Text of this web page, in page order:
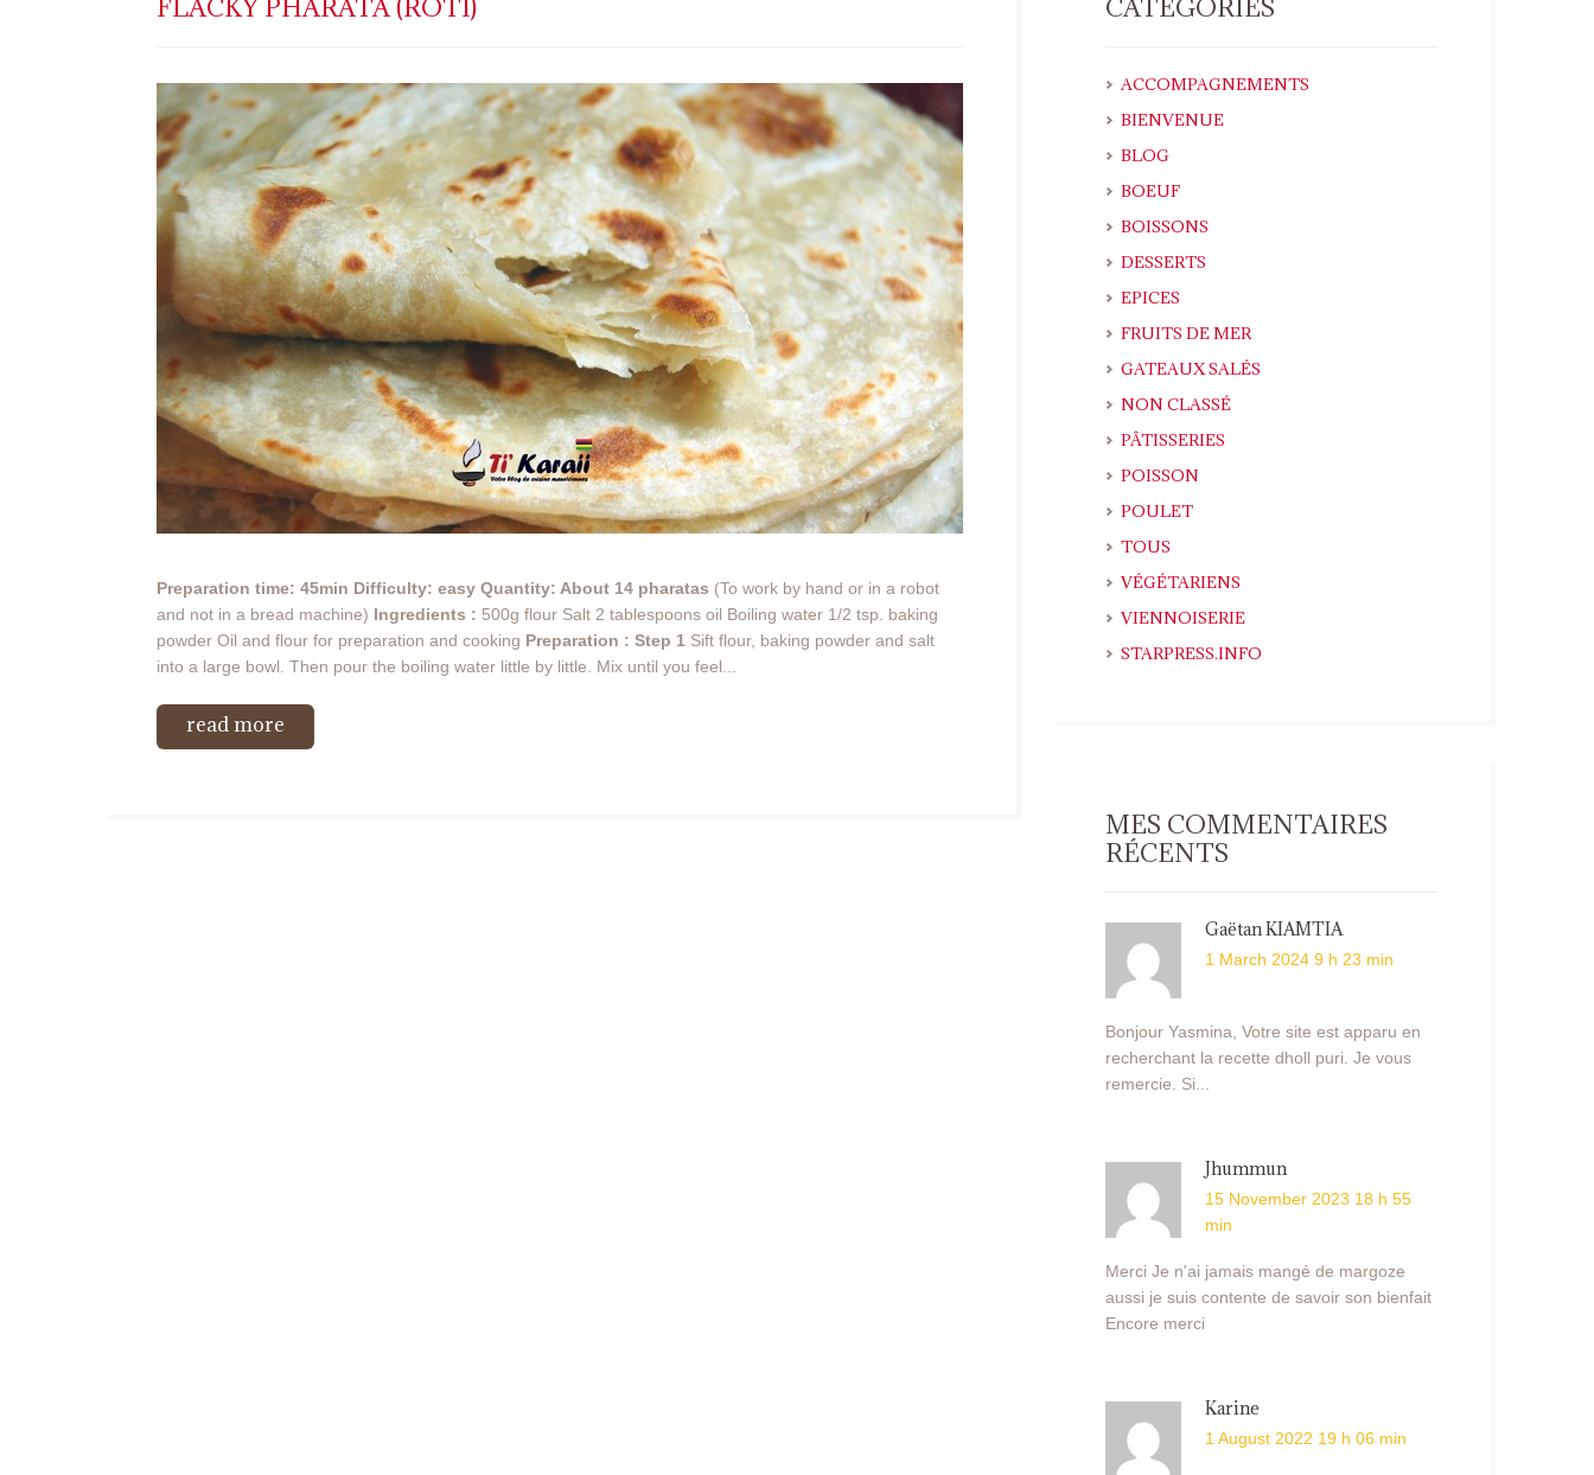
FLACKY PHARATA (ROTI)
Preparation time: 45min Difficulty: easy Quantity: About 14 pharatas (To work by hand or in a robot
and not in a bread machine) Ingredients : 500g flour Salt 2 tablespoons oil Boiling water 1/2 tsp. baking
powder Oil and flour for preparation and cooking Preparation : Step 1 Sift flour, baking powder and salt
into a large bowl. Then pour the boiling water little by little. Mix until you feel...
read more
CATEGORIES
ACCOMPAGNEMENTS
BIENVENUE
BLOG
BOEUF
BOISSONS
DESSERTS
EPICES
FRUITS DE MER
GATEAUX SALÉS
NON CLASSÉ
PÂTISSERIES
POISSON
POULET
TOUS
VÉGÉTARIENS
VIENNOISERIE
STARPRESS.INFO
MES COMMENTAIRES
RÉCENTS
Gaëtan KIAMTIA
1 March 2024 9 h 23 min
Bonjour Yasmina, Votre site est apparu en
recherchant la recette dholl puri. Je vous
remercie. Si...
Jhummun
15 November 2023 18 h 55
min
Merci Je n'ai jamais mangé de margoze
aussi je suis contente de savoir son bienfait
Encore merci
Karine
1 August 2022 19 h 06 min